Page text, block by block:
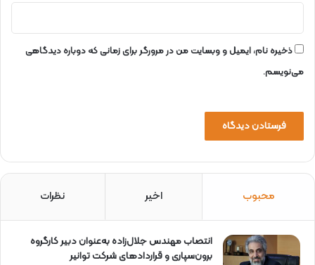
ذخیره نام، ایمیل و وبسایت من در مرورگر برای زمانی که دوباره دیدگاهی
می‌نویسم.
محبوب اخیر نظرات
انتصاب مهندس جلال‌زاده به‌عنوان دبیر كارگروه
برون‌سپاری و قراردادهای شركت توانیر